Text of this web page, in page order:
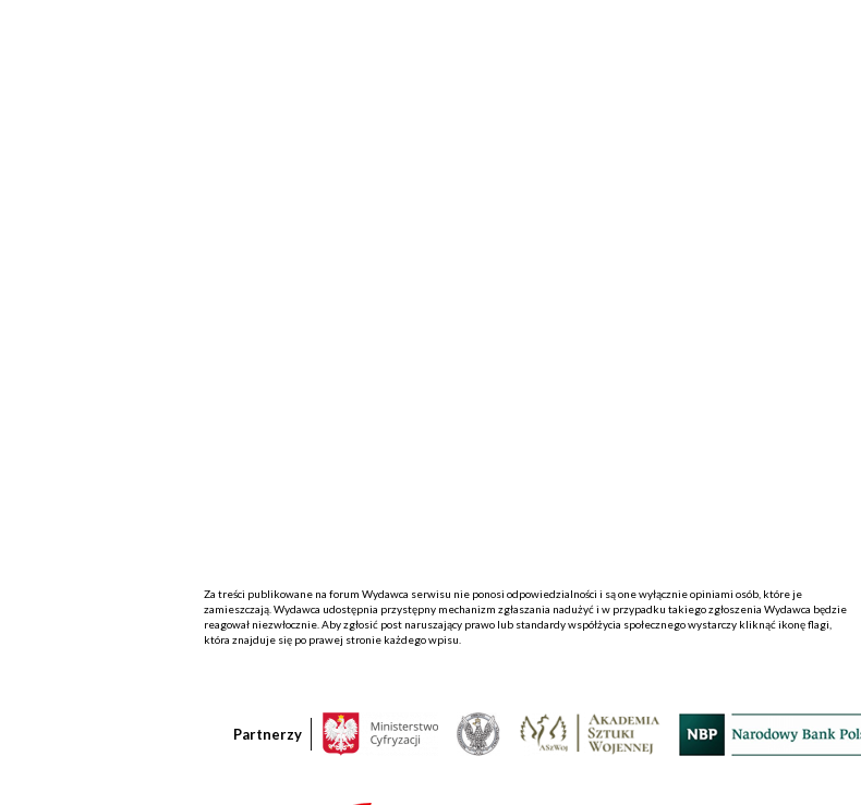
Za treści publikowane na forum Wydawca serwisu nie ponosi odpowiedzialności i są one wyłącznie opiniami osób, które je
zamieszczają. Wydawca udostępnia przystępny mechanizm zgłaszania nadużyć i w przypadku takiego zgłoszenia Wydawca będzie
reagował niezwłocznie. Aby zgłosić post naruszający prawo lub standardy współżycia społecznego wystarczy kliknąć ikonę flagi,
która znajduje się po prawej stronie każdego wpisu.
Partnerzy